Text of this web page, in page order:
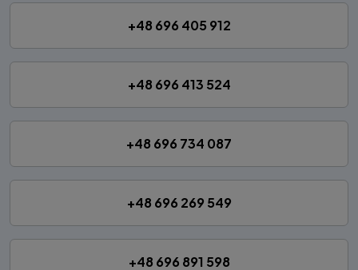
+48 696 405 912
+48 696 413 524
+48 696 734 087
+48 696 269 549
+48 696 891 598